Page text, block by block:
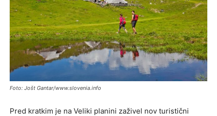
Foto: Jošt Gantar/www.slovenia.info
Pred kratkim je na Veliki planini zaživel nov turistični